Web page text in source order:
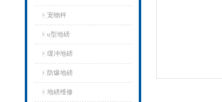
宠物秤
u型地磅
缓冲地磅
防爆地磅
地磅维修